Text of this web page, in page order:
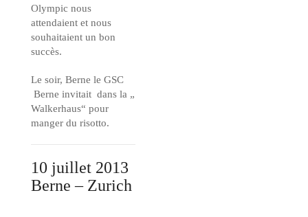
Olympic nous
attendaient et nous
souhaitaient un bon
succès.
Le soir, Berne le GSC
Berne invitait dans la „
Walkerhaus“ pour
manger du risotto.
10 juillet 2013
Berne – Zurich